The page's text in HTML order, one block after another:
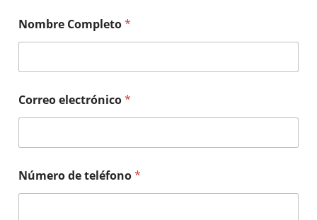
Nombre Completo*
Correo electrónico*
Número de teléfono*